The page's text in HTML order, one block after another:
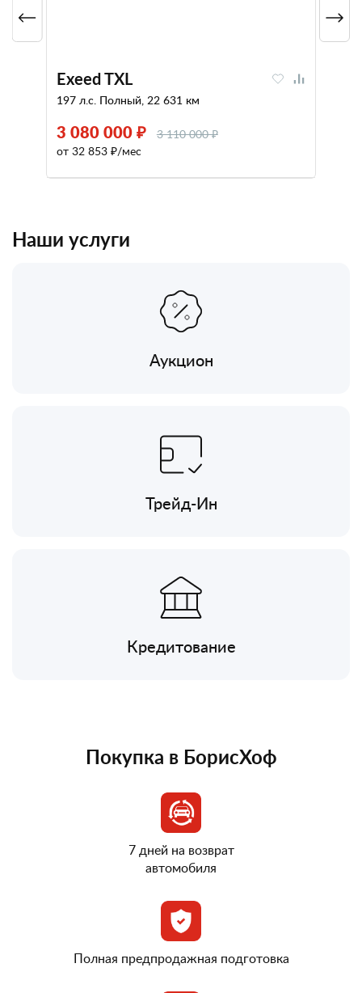
Exeed TXL
197 л.с. Полный, 22 631 км
3 080 000 ₽
3 110 000 ₽
от 32 853 ₽/мес
Наши услуги
Аукцион
Трейд-Ин
Кредитование
Покупка в БорисХоф
7 дней на возврат
автомобиля
Полная предпродажная подготовка